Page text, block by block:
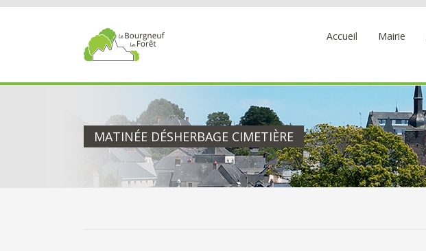
Passer
Accueil Mairie
MATINÉE DÉSHERBAGE CIMETIÈRE